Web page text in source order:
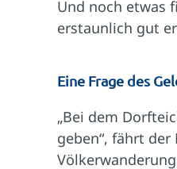
Und noch etwas
erstaunlich gut
Eine Frage des
„Bei dem
geben“, fährt